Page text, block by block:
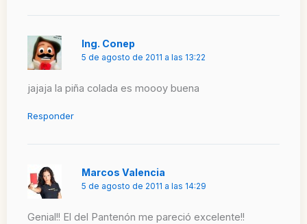
Ing. Conep
5 de agosto de 2011 a las 13:22
jajaja la piña colada es moooy buena
Responder
Marcos Valencia
5 de agosto de 2011 a las 14:29
Genial!! El del Pantenón me pareció excelente!!